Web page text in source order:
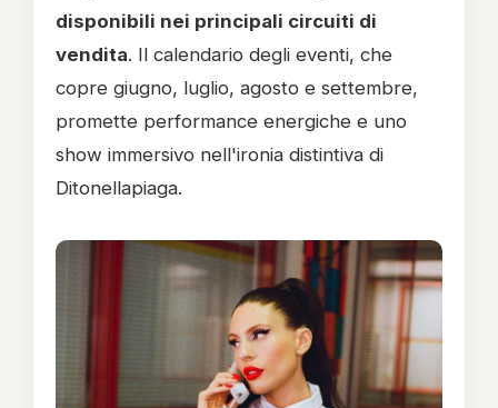
disponibili nei principali circuiti di
vendita. Il calendario degli eventi, che
copre giugno, luglio, agosto e settembre,
promette performance energiche e uno
show immersivo nell'ironia distintiva di
Ditonellapiaga.